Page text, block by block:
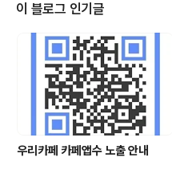
이 블로그 인기글
우리카페 카페앱수 노출 안내